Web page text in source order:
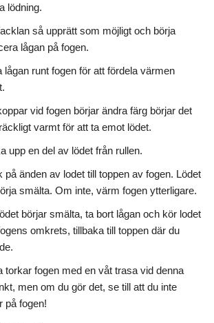
lödning.
så upprätt som möjligt och börja
lågan på fogen.
lågan runt fogen för att fördela värmen
vid fogen börjar ändra färg börjar det
varmt för att ta emot lödet.
upp en del av lödet från rullen.
på änden av lodet till toppen av fogen. Lödet
smälta. Om inte, värm fogen ytterligare.
börjar smälta, ta bort lågan och kör lodet
omkrets, tillbaka till toppen där du
torkar fogen med en våt trasa vid denna
men om du gör det, se till att du inte
på fogen!